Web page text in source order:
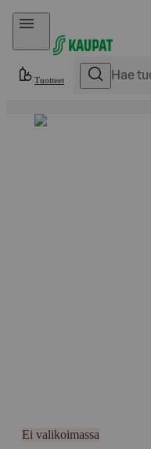
Hyppää sisältöön
Tuotteet
Ei valikoimassa